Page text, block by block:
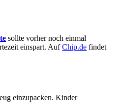
sollte vorher noch einmal
einspart. AufChip.de findet
einzupacken. Kinder